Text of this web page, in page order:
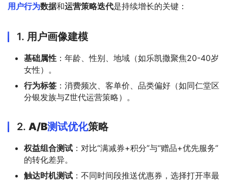
用户行为数据和运营策略迭代是持续增长的关键：
1. 用户画像建模
基础属性 ：年龄、性别、地域（如乐凯撒聚焦20-40岁
女性）。
行为标签 ：消费频次、客单价、品类偏好（如同仁堂区
分银发族与Z世代运营策略）。
2. A/B测试优化策略
权益组合测试 ：对比“满减券+积分”与“赠品+优先服务”
的转化差异。
触达时机测试 ：不同时间段推送优惠券，选择打开率最